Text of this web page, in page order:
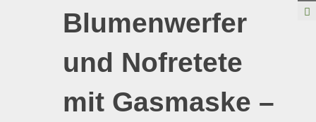
Blumenwerfer
und Nofretete
mit Gasmaske –